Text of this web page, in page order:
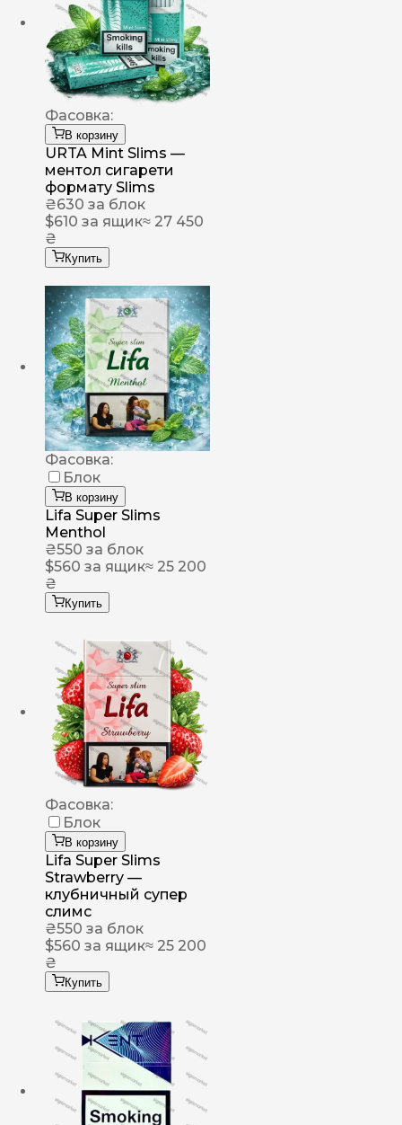
Фасовка:
В корзину
URTA Mint Slims —
ментол сигарети
формату Slims
₴630 за блок
$610 за ящик≈ 27 450
₴
Купить
Фасовка:
Блок
В корзину
Lifa Super Slims
Menthol
₴550 за блок
$560 за ящик≈ 25 200
₴
Купить
Фасовка:
Блок
В корзину
Lifa Super Slims
Strawberry —
клубничный супер
слимс
₴550 за блок
$560 за ящик≈ 25 200
₴
Купить